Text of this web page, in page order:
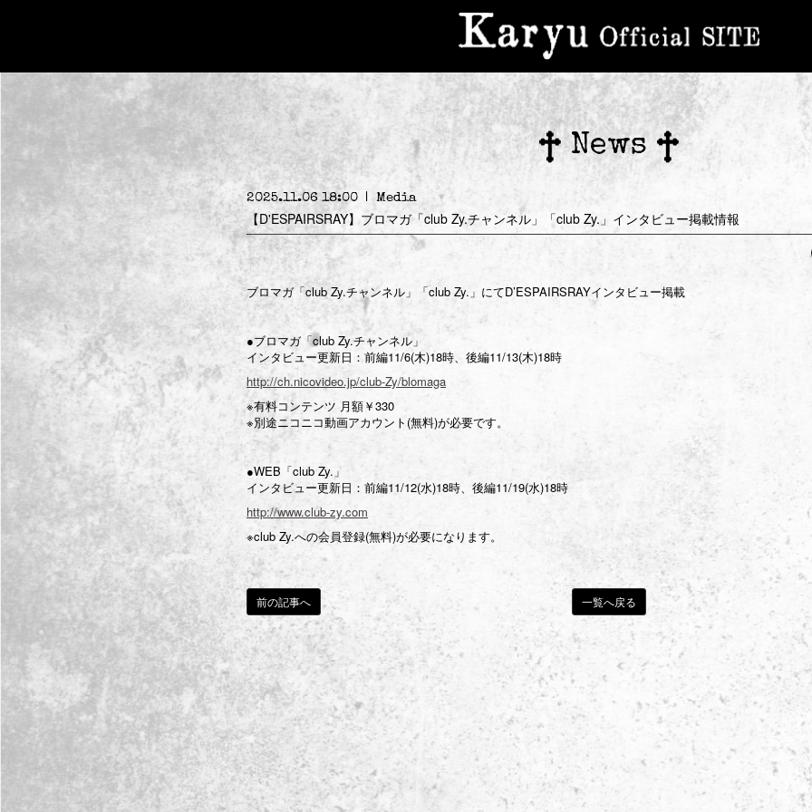
News
2025.11.06 18:00 Media
【D'ESPAIRSRAY】ブロマガ「club Zy.チャンネル」「club Zy.」インタビュー掲載情報
ブロマガ「club Zy.チャンネル」「club Zy.」にてD’ESPAIRSRAYインタビュー掲載
●ブロマガ「club Zy.チャンネル」
インタビュー更新日：前編11/6(木)18時、後編11/13(木)18時
http://ch.nicovideo.jp/club-Zy/blomaga
※有料コンテンツ 月額￥330
※別途ニコニコ動画アカウント(無料)が必要です。
●WEB「club Zy.」
インタビュー更新日：前編11/12(水)18時、後編11/19(水)18時
http://www.club-zy.com
※club Zy.への会員登録(無料)が必要になります。
一覧へ戻る
前の記事へ